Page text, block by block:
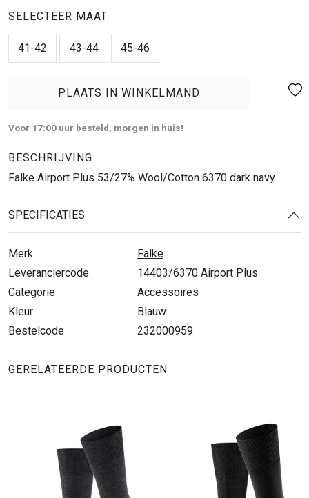
SELECTEER MAAT
41-42 43-44 45-46
PLAATS IN WINKELMAND
Voor 17:00 uur besteld, morgen in huis!
BESCHRIJVING
Falke Airport Plus 53/27% Wool/Cotton 6370 dark navy
SPECIFICATIES
Merk
Falke
Leveranciercode
14403/6370 Airport Plus
Categorie
Accessoires
Kleur
Blauw
Bestelcode
232000959
GERELATEERDE PRODUCTEN